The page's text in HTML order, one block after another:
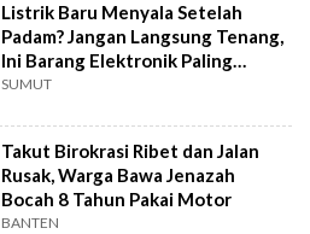
Listrik Baru Menyala Setelah
Padam? Jangan Langsung Tenang,
Ini Barang Elektronik Paling
Rawan Rusak
SUMUT
Takut Birokrasi Ribet dan Jalan
Rusak, Warga Bawa Jenazah
Bocah 8 Tahun Pakai Motor
BANTEN